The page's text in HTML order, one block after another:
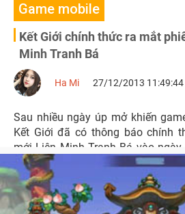
Game mobile
Kết Giới chính thức ra mắt
Minh Tranh Bá
Ha Mi 27/12/2013 11:49:44
Sau nhiều ngày úp mở khiến
Kết Giới đã có thông báo chính
mới Liên Minh Tranh Bá vào
tính năng đặc sắc được cập nhật.